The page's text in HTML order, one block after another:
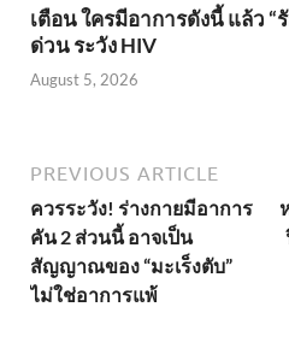
เตือน ใครมีอาการดังนี้ แล้ว “
ด่วน ระวัง HIV
August 5, 2026
PREVIOUS ARTICLE
ควรระวัง! ร่างกายมีอาการ
คัน 2 ส่วนนี้ อาจเป็น
สัญญาณของ “มะเร็งตับ”
ไม่ใช่อาการแพ้